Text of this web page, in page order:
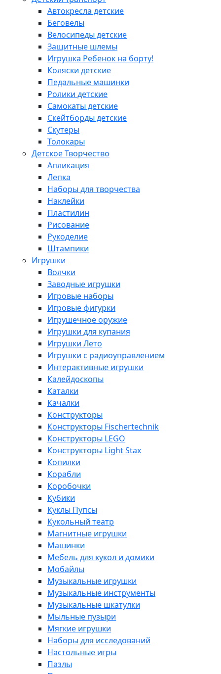
Автокресла детские
Беговелы
Велосипеды детские
Защитные шлемы
Игрушка Ребенок на борту!
Коляски детские
Педальные машинки
Ролики детские
Самокаты детские
Скейтборды детские
Скутеры
Толокары
Детское Творчество
Апликация
Лепка
Наборы для творчества
Наклейки
Пластилин
Рисование
Рукоделие
Штампики
Игрушки
Волчки
Заводные игрушки
Игровые наборы
Игровые фигурки
Игрушечное оружие
Игрушки для купания
Игрушки Лето
Игрушки с радиоуправлением
Интерактивные игрушки
Калейдоскопы
Каталки
Качалки
Конструкторы
Конструкторы Fisсhertechnik
Конструкторы LEGO
Конструкторы Light Stax
Копилки
Корабли
Коробочки
Кубики
Куклы Пупсы
Кукольный театр
Магнитные игрушки
Машинки
Мебель для кукол и домики
Мобайлы
Музыкальные игрушки
Музыкальные инструменты
Музыкальные шкатулки
Мыльные пузыри
Мягкие игрушки
Наборы для исследований
Настольные игры
Пазлы